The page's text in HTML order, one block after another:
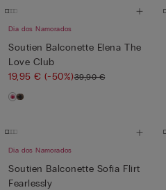
Dia dos Namorados
Soutien Balconette Elena The
Love Club
19,95 €(-50%)39,90 €
Dia dos Namorados
Soutien Balconette Sofia Flirt
Fearlessly